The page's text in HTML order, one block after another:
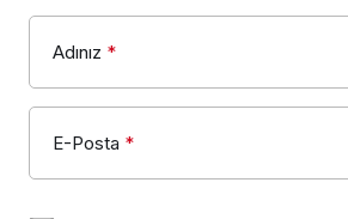
Adınız *
E-Posta *